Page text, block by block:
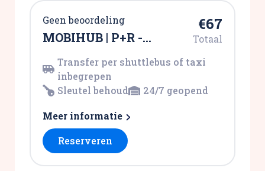
Geen beoordeling
MOBIHUB | P+R -
€67
Totaal
Transfer per shuttlebus of taxi
inbegrepen
Sleutel behoud
24/7 geopend
Meer informatie
Reserveren